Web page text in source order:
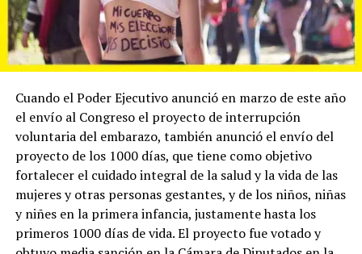
Cuando el Poder Ejecutivo anunció en marzo de este año
el envío al Congreso el proyecto de interrupción
voluntaria del embarazo, también anunció el envío del
proyecto de los 1000 días, que tiene como objetivo
fortalecer el cuidado integral de la salud y la vida de las
mujeres y otras personas gestantes, y de los niños, niñas
y niñes en la primera infancia, justamente hasta los
primeros 1000 días de vida. El proyecto fue votado y